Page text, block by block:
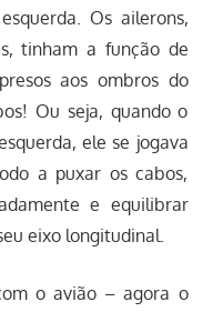
Os ailerons,
tinham a função de
aos ombros do
Ou seja, quando o
ele se jogava
a puxar os cabos,
e equilibrar
eixo longitudinal.
o avião – agora o